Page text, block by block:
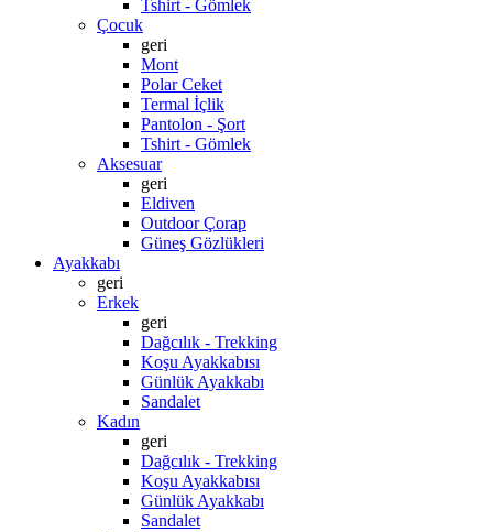
Tshirt - Gömlek
Çocuk
geri
Mont
Polar Ceket
Termal İçlik
Pantolon - Şort
Tshirt - Gömlek
Aksesuar
geri
Eldiven
Outdoor Çorap
Güneş Gözlükleri
Ayakkabı
geri
Erkek
geri
Dağcılık - Trekking
Koşu Ayakkabısı
Günlük Ayakkabı
Sandalet
Kadın
geri
Dağcılık - Trekking
Koşu Ayakkabısı
Günlük Ayakkabı
Sandalet